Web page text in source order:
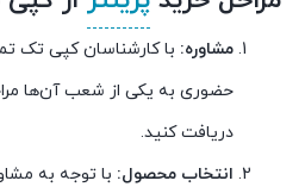
مشاوره: با کارشناسان کپی تک
حضوری به یکی از شعب آن‌ها
دریافت کنید.
انتخاب محصول: با توجه به